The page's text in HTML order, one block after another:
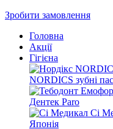
Зробити замовлення
Головна
Акції
Гігієна
NORDICS зубні
Дентек Paro